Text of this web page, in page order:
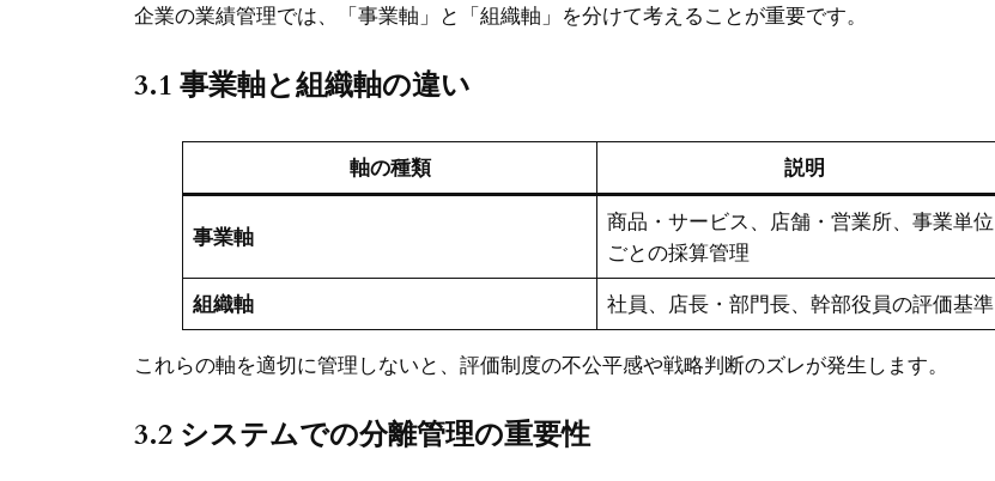
企業の業績管理では、「事業軸」と「組織軸」を分けて考えることが重要です。
3.1 事業軸と組織軸の違い
軸の種類 説明
事業軸
商品・サービス、店舗・営業所、事業単位
ごとの採算管理
組織軸 社員、店長・部門長、幹部役員の評価基準
これらの軸を適切に管理しないと、評価制度の不公平感や戦略判断のズレが発生します。
3.2 システムでの分離管理の重要性